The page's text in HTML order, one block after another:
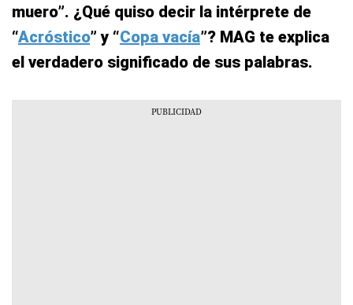
muero”. ¿Qué quiso decir la intérprete de
“Acróstico” y “Copa vacía”? MAG te explica
el verdadero significado de sus palabras.